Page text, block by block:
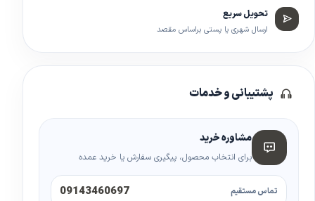
تحویل سریع
ارسال شهری یا پستی براساس مقصد
پشتیبانی و خدمات
مشاوره خرید
برای انتخاب محصول، پیگیری سفارش یا خرید عمده
تماس مستقیم 09143460697